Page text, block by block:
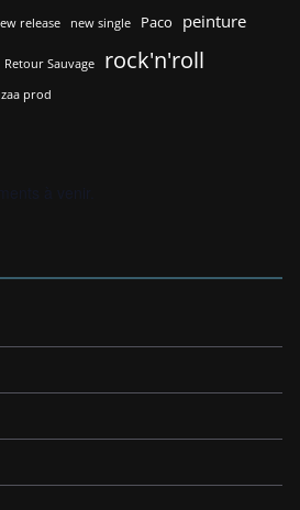
release new single Paco peinture
Retour Sauvage rock'n'roll
prod